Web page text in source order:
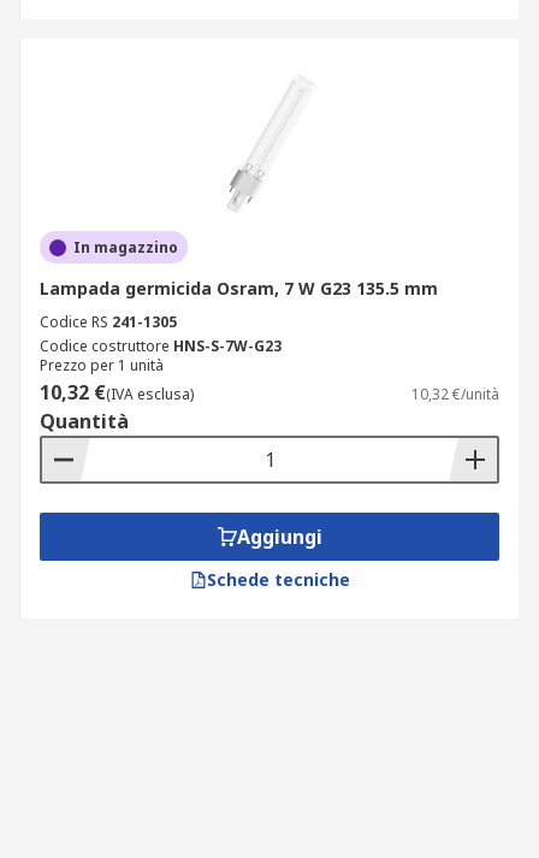
In magazzino
Lampada germicida Osram, 7 W G23 135.5 mm
Codice RS 241-1305
Codice costruttore HNS-S-7W-G23
Prezzo per 1 unità
10,32 €(IVA esclusa) 10,32 €/unità
Quantità
Aggiungi
Schede tecniche